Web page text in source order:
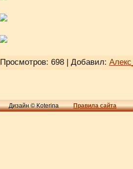
Просмотров: 698 | Добавил:
Дизайн © Koterina Правила сайта